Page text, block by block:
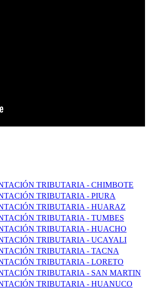
TRIBUTARIA - CHIMBOTE
TRIBUTARIA - PIURA
TRIBUTARIA - HUARAZ
TRIBUTARIA - TUMBES
TRIBUTARIA - HUACHO
TRIBUTARIA - UCAYALI
TRIBUTARIA - TACNA
TRIBUTARIA - LORETO
TRIBUTARIA - SAN MARTIN
TRIBUTARIA - HUANUCO